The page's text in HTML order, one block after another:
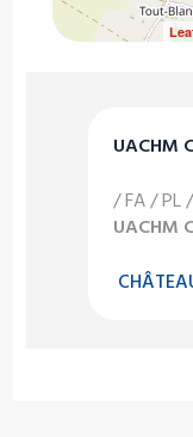
UACHM
/ FA / PL
UACHM